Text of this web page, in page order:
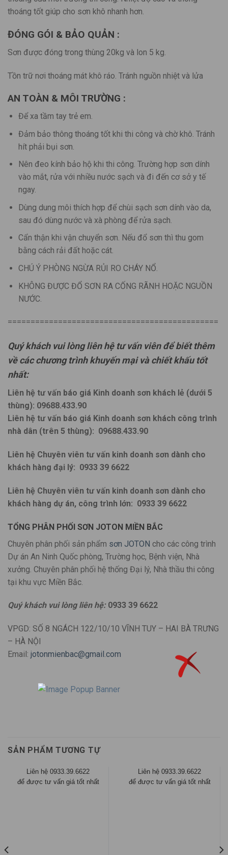
thoáng tốt giúp cho sơn khô nhanh hơn.
ĐÓNG GÓI & BẢO QUẢN :
Sơn được đóng trong thùng 20kg và lon 5 kg.
Tồn trữ nơi thoáng mát khô ráo. Tránh nguồn nhiệt và lửa
AN TOÀN & MÔI TRƯỜNG :
Để xa tầm tay trẻ em.
Đảm bảo thông thoáng tốt khi thi công và chờ khô. Tránh
hít phải bụi sơn.
Nên đeo kính bảo hộ khi thi công. Trường hợp sơn dính
vào mắt, rửa với nhiều nước sạch và đi đến cơ sở y tế
ngay.
Dùng dung môi thích hợp để chùi sạch sơn dính vào da,
sau đó dùng nước và xà phòng để rửa sạch.
Cẩn thận khi vận chuyển sơn. Nếu đổ sơn thì thu gom
bằng cách rải đất hoặc cát.
CHÚ Ý PHÒNG NGỪA RỦI RO CHÁY NỔ.
KHÔNG ĐƯỢC ĐỔ SƠN RA CỐNG RÃNH HOẶC NGUỒN
NƯỚC.
==============================================
Quý khách vui lòng liên hệ tư vấn viên để biết thêm
về các chương trình khuyến mại và chiết khấu tốt
nhất:
Liên hệ tư vấn báo giá Kinh doanh sơn khách lẻ (dưới 5
thùng): 09688.433.90
Liên hệ tư vấn báo giá Kinh doanh sơn khách công trình
nhà dân (trên 5 thùng): 09688.433.90
Liên hệ Chuyên viên tư vấn kinh doanh sơn dành cho
khách hàng đại lý: 0933 39 6622
Liên hệ Chuyên viên tư vấn kinh doanh sơn dành cho
khách hàng dự án, công trình lớn: 0933 39 6622
TỔNG PHÂN PHỐI SƠN JOTON MIỀN BẮC
Chuyên phân phối sản phẩm sơn JOTON cho các công trình
Dự án An Ninh Quốc phòng, Trường học, Bệnh viện, Nhà
xưởng. Chuyên phân phối hệ thống Đại lý, Nhà thầu thi công
tại khu vực Miền Bắc.
Quý khách vui lòng liên hệ: 0933 39 6622
VPGD: SỐ 8 NGÁCH 122/10/10 VĨNH TUY – HAI BÀ TRƯNG
– HÀ NỘI
Email: jotonmienbac@gmail.com
SẢN PHẨM TƯƠNG TỰ
Liên hệ 0933.39.6622
để được tư vấn giá tốt nhất
Liên hệ 0933.39.6622
để được tư vấn giá tốt nhất